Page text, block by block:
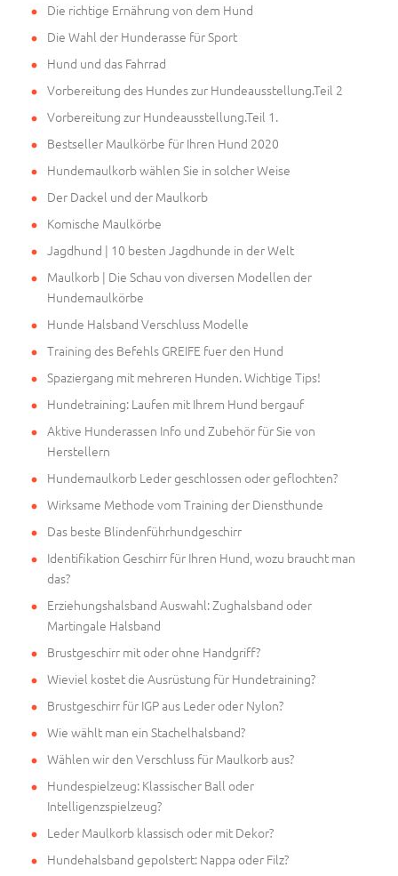
Die richtige Ernährung von dem Hund
Die Wahl der Hunderasse für Sport
Hund und das Fahrrad
Vorbereitung des Hundes zur Hundeausstellung.Teil 2
Vorbereitung zur Hundeausstellung.Teil 1.
Bestseller Maulkörbe für Ihren Hund 2020
Hundemaulkorb wählen Sie in solcher Weise
Der Dackel und der Maulkorb
Komische Maulkörbe
Jagdhund | 10 besten Jagdhunde in der Welt
Maulkorb | Die Schau von diversen Modellen der
Hundemaulkörbe
Hunde Halsband Verschluss Modelle
Training des Befehls GREIFE fuer den Hund
Spaziergang mit mehreren Hunden. Wichtige Tips!
Hundetraining: Laufen mit Ihrem Hund bergauf
Aktive Hunderassen Info und Zubehör für Sie von
Herstellern
Hundemaulkorb Leder geschlossen oder geflochten?
Wirksame Methode vom Training der Diensthunde
Das beste Blindenführhundgeschirr
Identifikation Geschirr für Ihren Hund, wozu braucht man
das?
Erziehungshalsband Auswahl: Zughalsband oder
Martingale Halsband
Brustgeschirr mit oder ohne Handgriff?
Wieviel kostet die Ausrüstung für Hundetraining?
Brustgeschirr für IGP aus Leder oder Nylon?
Wie wählt man ein Stachelhalsband?
Wählen wir den Verschluss für Maulkorb aus?
Hundespielzeug: Klassischer Ball oder
Intelligenzspielzeug?
Leder Maulkorb klassisch oder mit Dekor?
Hundehalsband gepolstert: Nappa oder Filz?